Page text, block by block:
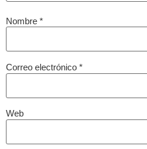
Nombre *
Correo electrónico *
Web